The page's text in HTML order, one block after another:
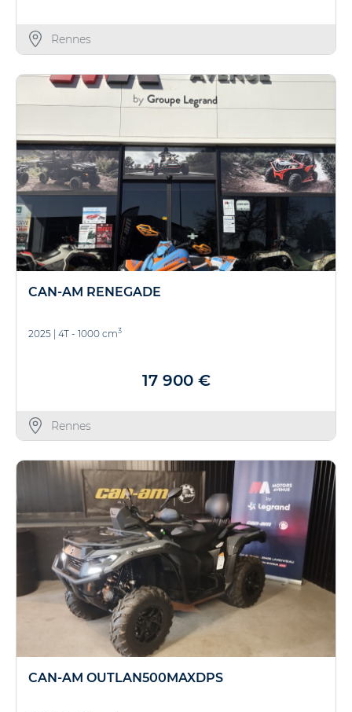
Rennes
CAN-AM RENEGADE
2025 | 4T - 1000 cm3
17 900 €
Rennes
CAN-AM OUTLAN500MAXDPS